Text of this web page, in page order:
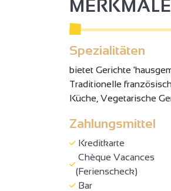
MERKMALE
Spezialitäten
bietet Gerichte
Traditionelle
Küche, Vegetarische
Zahlungsmittel
Kreditkarte
Chèque Vacances
(Ferienscheck)
Bar